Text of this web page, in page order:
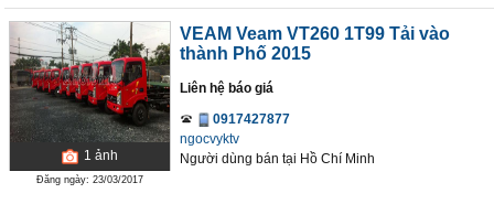
1 ảnh
Đăng ngày: 23/03/2017
VEAM Veam VT260 1T99 Tải vào
thành Phố 2015
Liên hệ báo giá
0917427877
ngocvyktv
Người dùng bán tại Hồ Chí Minh